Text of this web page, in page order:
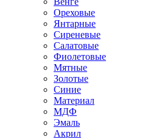
Ореховые
Янтарные
Сиреневые
Салатовые
Фиолетовые
Мятные
Золотые
Синие
Материал
МДФ
Эмаль
Акрил